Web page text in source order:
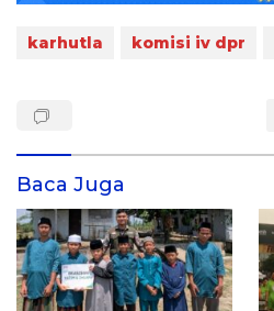
karhutla komisi iv dpr
Baca Juga